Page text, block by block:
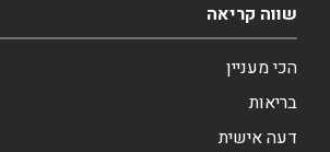
שווה קריאה
הכי מעניין
בריאות
דעה אישית